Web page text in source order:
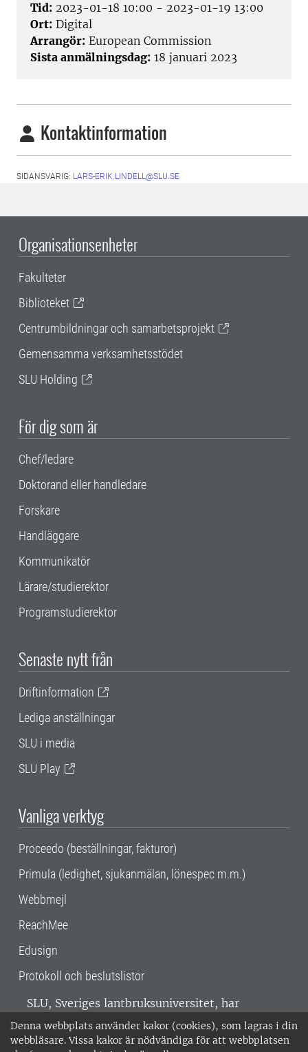
Denna webbplats använder kakor (cookies), som lagras i din
webbläsare. Vissa kakor är nödvändiga för att webbplatsen
Tid: 2023-01-18 10:00 - 2023-01-19 13:00
Ort: Digital
Arrangör: European Commission
Sista anmälningsdag: 18 januari 2023
Kontaktinformation
SIDANSVARIG: LARS-ERIK.LINDELL@SLU.SE
Organisationsenheter
Fakulteter
Biblioteket
Centrumbildningar och samarbetsprojekt
Gemensamma verksamhetsstödet
SLU Holding
För dig som är
Chef/ledare
Doktorand eller handledare
Forskare
Handläggare
Kommunikatör
Lärare/studierektor
Programstudierektor
Senaste nytt från
Driftinformation
Lediga anställningar
SLU i media
SLU Play
Vanliga verktyg
Proceedo (beställningar, fakturor)
Primula (ledighet, sjukanmälan, lönespec m.m.)
Webbmejl
ReachMee
Edusign
Protokoll och beslutslistor
SLU, Sveriges lantbruksuniversitet, har
verksamhet över hela Sverige. Huvudorter är
Alnarp, Uppsala och Umeå.SLU är